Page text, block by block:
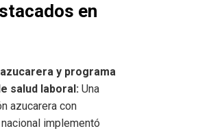
en
y programa
salud laboral: Una
azucarera con
implementó